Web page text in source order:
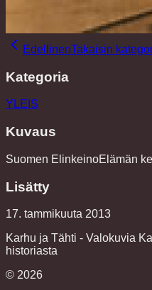
EdellinenTakaisin
Kategoria
YLEIS
Kuvaus
Suomen ElinkeinoElämän
Lisätty
17. tammikuuta 2013
Karhu ja Tähti - Valokuvia
historiasta
© 2026